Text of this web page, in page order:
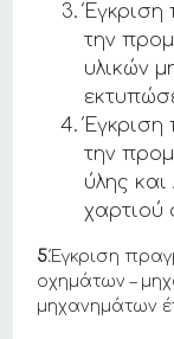
την
υλικών
την
ύλης
χαρτιού
5.Έγκριση
οχημάτων –
μηχανημάτων